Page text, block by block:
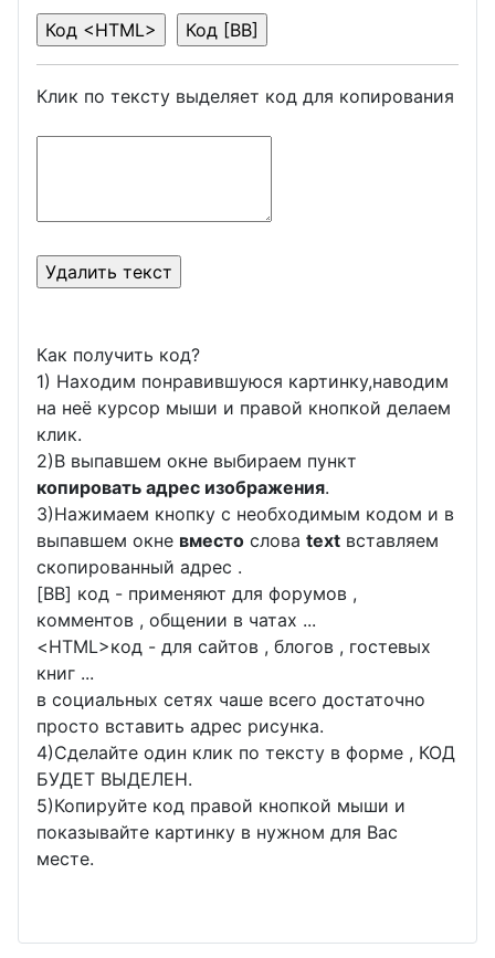
Клик по тексту выделяет код для копирования
Как получить код?
1) Находим понравившуюся картинку,наводим
на неё курсор мыши и правой кнопкой делаем
клик.
2)В выпавшем окне выбираем пункт
копировать адрес изображения.
3)Нажимаем кнопку с необходимым кодом и в
выпавшем окне вместо слова text вставляем
скопированный адрес .
[BB] код - применяют для форумов ,
комментов , общении в чатах ...
<HTML>код - для сайтов , блогов , гостевых
книг ...
в социальных сетях чаше всего достаточно
просто вставить адрес рисунка.
4)Сделайте один клик по тексту в форме , КОД
БУДЕТ ВЫДЕЛЕН.
5)Копируйте код правой кнопкой мыши и
показывайте картинку в нужном для Вас
месте.